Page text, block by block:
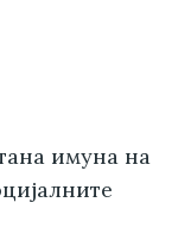
имуна на